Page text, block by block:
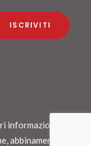
informazioni
abbinamento o